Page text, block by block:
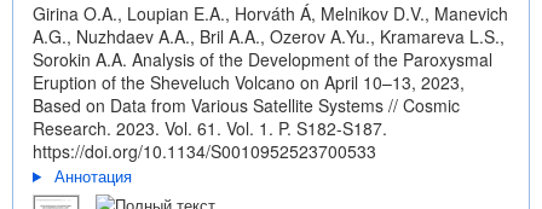
Girina O.A., Loupian E.A., Horváth Á, Melnikov D.V., Manevich
A.G., Nuzhdaev A.A., Bril A.A., Ozerov A.Yu., Kramareva L.S.,
Sorokin A.A. Analysis of the Development of the Paroxysmal
Eruption of the Sheveluch Volcano on April 10–13, 2023,
Based on Data from Various Satellite Systems // Cosmic
Research. 2023. Vol. 61. Vol. 1. P. S182-S187.
https://doi.org/10.1134/S0010952523700533
Аннотация